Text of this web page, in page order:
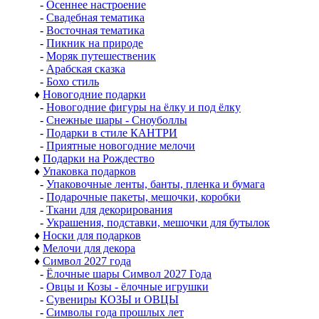
- Осеннее настроение
- Свадебная тематика
- Восточная тематика
- Пикник на природе
- Моряк путешественик
- Арабская сказка
- Бохо стиль
♦ Новогодние подарки
- Новогодние фигуры на ёлку и под ёлку
- Снежные шары - Сноуболлы
- Подарки в стиле КАНТРИ
- Приятные новогодние мелочи
♦ Подарки на Рождество
♦ Упаковка подарков
- Упаковочные ленты, банты, пленка и бумага
- Подарочные пакеты, мешочки, коробки
- Ткани для декорирования
- Украшения, подставки, мешочки для бутылок
♦ Носки для подарков
♦ Мелочи для декора
♦ Символ 2027 года
- Ёлочные шары Символ 2027 Года
- Овцы и Козы - ёлочные игрушки
- Сувениры КОЗЫ и ОВЦЫ
- Символы года прошлых лет